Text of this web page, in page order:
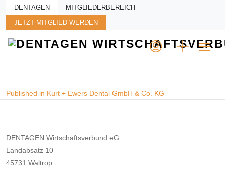
Skip to main content
DENTAGEN MITGLIEDERBEREICH
JETZT MITGLIED WERDEN
Beitragsnavigation
Published in Kurt + Ewers Dental GmbH & Co. KG
DENTAGEN Wirtschaftsverbund eG
Landabsatz 10
45731 Waltrop